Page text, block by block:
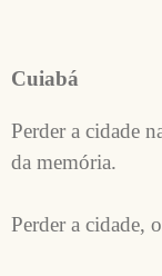
Cuiabá
Perder a cidade
da memória.
Perder a cidade,